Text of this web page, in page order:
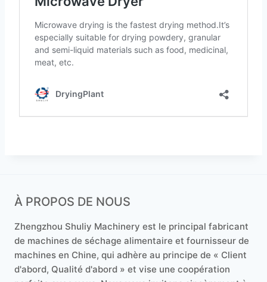
À PROPOS DE NOUS
Zhengzhou Shuliy Machinery est le principal fabricant
de machines de séchage alimentaire et fournisseur de
machines en Chine, qui adhère au principe de « Client
d'abord, Qualité d'abord » et vise une coopération